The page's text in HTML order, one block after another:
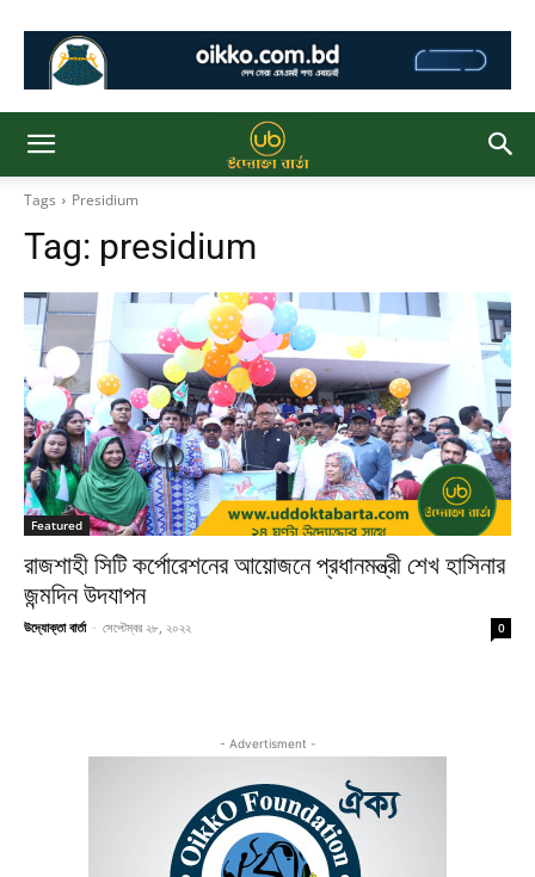
Tags Presidium
Tag: presidium
Featured
রাজশাহী সিটি কর্পোরেশনের আয়োজনে প্রধানমন্ত্রী শেখ হাসিনার
জন্মদিন উদযাপন
উদ্যোক্তা বার্তা - সেপ্টেম্বর ২৮, ২০২২ 0
- Advertisment -